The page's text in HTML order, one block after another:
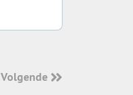
Volgende